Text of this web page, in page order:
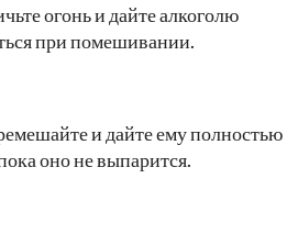
огонь и дайте алкоголю
при помешивании.
и дайте ему полностью
оно не выпарится.